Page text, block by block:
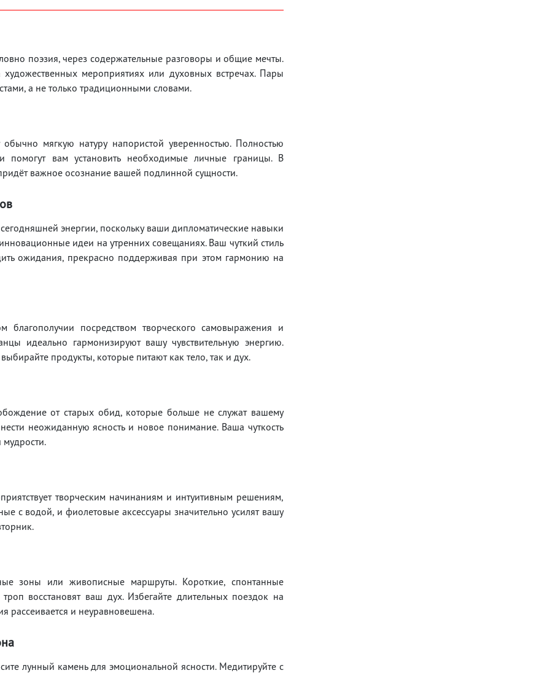
поэзия, через содержательные разговоры и общие мечты.
мероприятиях или духовных встречах. Пары
а не только традиционными словами.
мягкую натуру напористой уверенностью. Полностью
помогут вам установить необходимые личные границы. В
важное осознание вашей подлинной сущности.
энергии, поскольку ваши дипломатические навыки
идеи на утренних совещаниях. Ваш чуткий стиль
ожидания, прекрасно поддерживая при этом гармонию на
благополучии посредством творческого самовыражения и
идеально гармонизируют вашу чувствительную энергию.
продукты, которые питают как тело, так и дух.
от старых обид, которые больше не служат вашему
неожиданную ясность и новое понимание. Ваша чуткость
мудрости.
творческим начинаниям и интуитивным решениям,
с водой, и фиолетовые аксессуары значительно усилят вашу
зоны или живописные маршруты. Короткие, спонтанные
восстановят ваш дух. Избегайте длительных поездок на
рассеивается и неуравновешена.
лунный камень для эмоциональной ясности. Медитируйте с